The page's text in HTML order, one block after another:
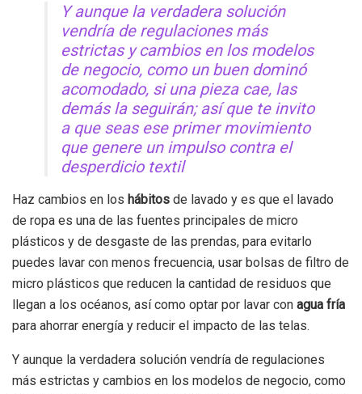
Y aunque la verdadera solución
vendría de regulaciones más
estrictas y cambios en los modelos
de negocio, como un buen dominó
acomodado, si una pieza cae, las
demás la seguirán; así que te invito
a que seas ese primer movimiento
que genere un impulso contra el
desperdicio textil
Haz cambios en los hábitos de lavado y es que el lavado
de ropa es una de las fuentes principales de micro
plásticos y de desgaste de las prendas, para evitarlo
puedes lavar con menos frecuencia, usar bolsas de filtro de
micro plásticos que reducen la cantidad de residuos que
llegan a los océanos, así como optar por lavar con agua fría
para ahorrar energía y reducir el impacto de las telas.
Y aunque la verdadera solución vendría de regulaciones
más estrictas y cambios en los modelos de negocio, como